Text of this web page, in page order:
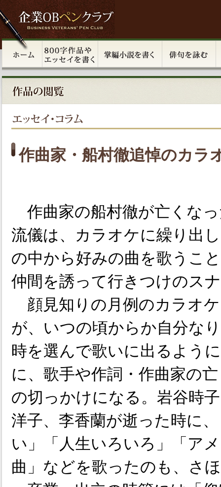
作曲家・船村徹追悼のカラ
作曲家の船村徹が亡くな
流儀は、カラオケに繰り出
の中から好みの曲を歌うこ
仲間を誘って行きつけのス
顔見知りの月例のカラオ
が、いつの頃からか自分な
時を選んで歌いに出るよう
に、歌手や作詞・作曲家の
の切っかけになる。岩谷時
洋子、李香蘭が逝った時に
い」「人生いろいろ」「ア
曲」などを歌ったのも、さ